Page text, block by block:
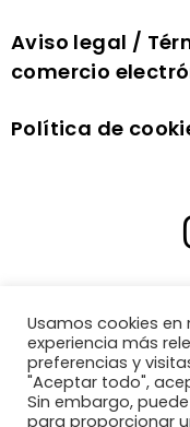
Aviso legal /
comercio
Política de
Usamos cookies
experiencia más
preferencias y
"Aceptar todo",
Sin embargo,
para proporcionar